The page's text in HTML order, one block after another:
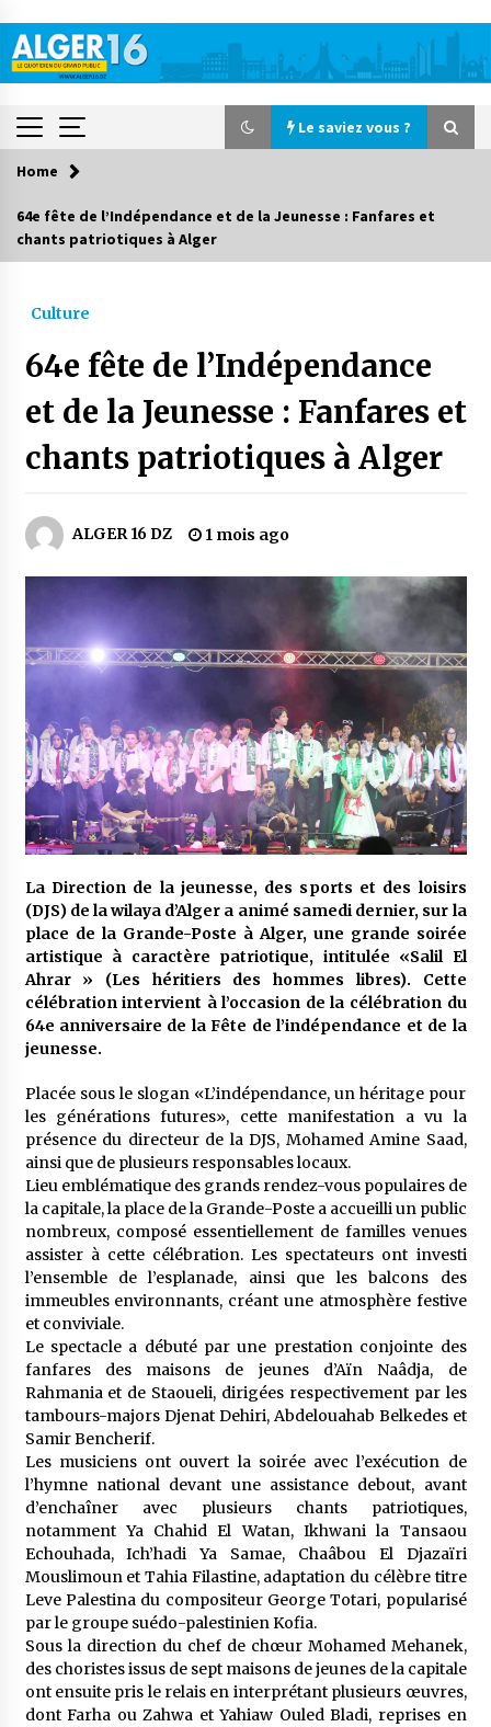
content
Le saviez vous ?
Le saviez vous ?
Accidents de la circulation : 11 décès et 243
Début des camps d’été pour un deuxième
groupe d’enfants autistes
Parking de la Promenade des Sablettes : Mis en
service de bornes automatiques
ayants droit
La Gendarmerie nationale lance ses comptes
officiels sur les réseaux sociaux
1 semaine ago
Droit de change : Le CPA lance une carte VISA
dédiée aux voyages à l’étranger
1 semaine ago
En service à partir du 1er août prochain :
à l’importation
2 semaines ago
Affaires religieuses : Ouverture des
candidatures au concours du Prix national du
meilleur prêche du vendredi
2 semaines ago
sensibilisation au profit de la communauté
nationale à l’étranger
2 semaines ago
Lancement d’une campagne nationale de
sensibilisation sur la lutte contre le travail
informel
3 semaines ago
Première voiture de course conçue et
fabriquée localement : Une équipe d’étudiants
algériens participe à une compétition
Université Alger 3 : Lancement d’un master à
cursus intégré à la licence en communication
en langue amazighe
Home
64e fête de l’Indépendance et de la Jeunesse : Fanfares et
chants patriotiques à Alger
Culture
64e fête de l’Indépendance
et de la Jeunesse : Fanfares et
chants patriotiques à Alger
ALGER 16 DZ 1 mois ago
La Direction de la jeunesse, des sports et des loisirs
(DJS) de la wilaya d’Alger a animé samedi dernier, sur la
place de la Grande-Poste à Alger, une grande soirée
artistique à caractère patriotique, intitulée «Salil El
Ahrar » (Les héritiers des hommes libres). Cette
célébration intervient à l’occasion de la célébration du
64e anniversaire de la Fête de l’indépendance et de la
jeunesse.
Placée sous le slogan «L’indépendance, un héritage pour
les générations futures», cette manifestation a vu la
présence du directeur de la DJS, Mohamed Amine Saad,
ainsi que de plusieurs responsables locaux.
Lieu emblématique des grands rendez-vous populaires de
la capitale, la place de la Grande-Poste a accueilli un public
nombreux, composé essentiellement de familles venues
assister à cette célébration. Les spectateurs ont investi
l’ensemble de l’esplanade, ainsi que les balcons des
immeubles environnants, créant une atmosphère festive
et conviviale.
Le spectacle a débuté par une prestation conjointe des
fanfares des maisons de jeunes d’Aïn Naâdja, de
Rahmania et de Staoueli, dirigées respectivement par les
tambours-majors Djenat Dehiri, Abdelouahab Belkedes et
Samir Bencherif.
Les musiciens ont ouvert la soirée avec l’exécution de
l’hymne national devant une assistance debout, avant
d’enchaîner avec plusieurs chants patriotiques,
notamment Ya Chahid El Watan, Ikhwani la Tansaou
Echouhada, Ich’hadi Ya Samae, Chaâbou El Djazaïri
Mouslimoun et Tahia Filastine, adaptation du célèbre titre
Leve Palestina du compositeur George Totari, popularisé
par le groupe suédo-palestinien Kofia.
Sous la direction du chef de chœur Mohamed Mehanek,
des choristes issus de sept maisons de jeunes de la capitale
ont ensuite pris le relais en interprétant plusieurs œuvres,
dont Farha ou Zahwa et Yahiaw Ouled Bladi, reprises en